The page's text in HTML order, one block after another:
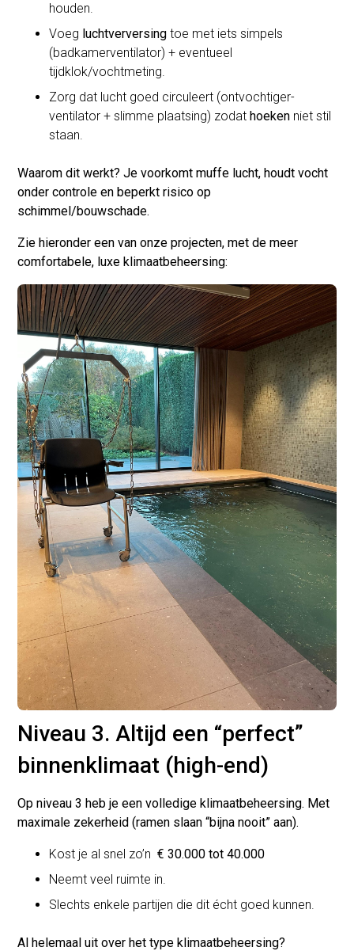
houden.
Voeg luchtverversing toe met iets simpels
(badkamerventilator) + eventueel
tijdklok/vochtmeting.
Zorg dat lucht goed circuleert (ontvochtiger-
ventilator + slimme plaatsing) zodat hoeken niet stil
staan.
Waarom dit werkt?Je voorkomt muffe lucht, houdt vocht
onder controle en beperkt risico op
schimmel/bouwschade.
Zie hieronder een van onze projecten, met de meer
comfortabele, luxe klimaatbeheersing:
Niveau 3. Altijd een “perfect”
binnenklimaat (high-end)
Op niveau 3 heb je een volledige klimaatbeheersing. Met
maximale zekerheid (ramen slaan “bijna nooit” aan).
Kost je al snel zo’n € 30.000 tot 40.000
Neemt veel ruimte in.
Slechts enkele partijen die dit écht goed kunnen.
Al helemaal uit over het type klimaatbeheersing?